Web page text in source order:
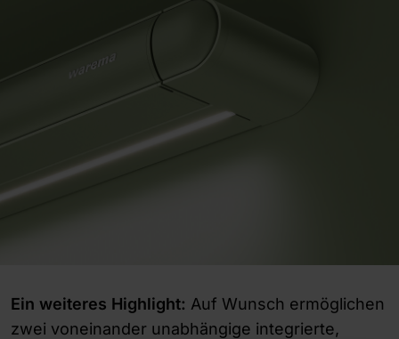
Ein weiteres Highlight: Auf Wunsch ermöglichen
zwei voneinander unabhängige integrierte,